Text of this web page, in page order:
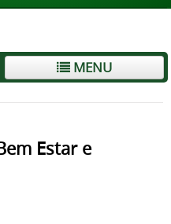
MENU
Estar e